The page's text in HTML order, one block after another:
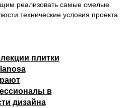
реализовать самые смелые
технические условия проекта.